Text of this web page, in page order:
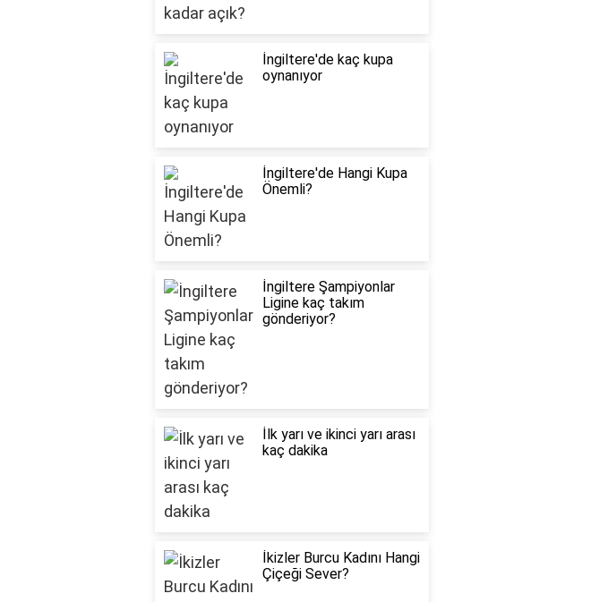
İngiltere'de kaç kupa
oynanıyor
İngiltere'de Hangi Kupa
Önemli?
İngiltere Şampiyonlar
Ligine kaç takım
gönderiyor?
İlk yarı ve ikinci yarı arası
kaç dakika
İkizler Burcu Kadını Hangi
Çiçeği Sever?